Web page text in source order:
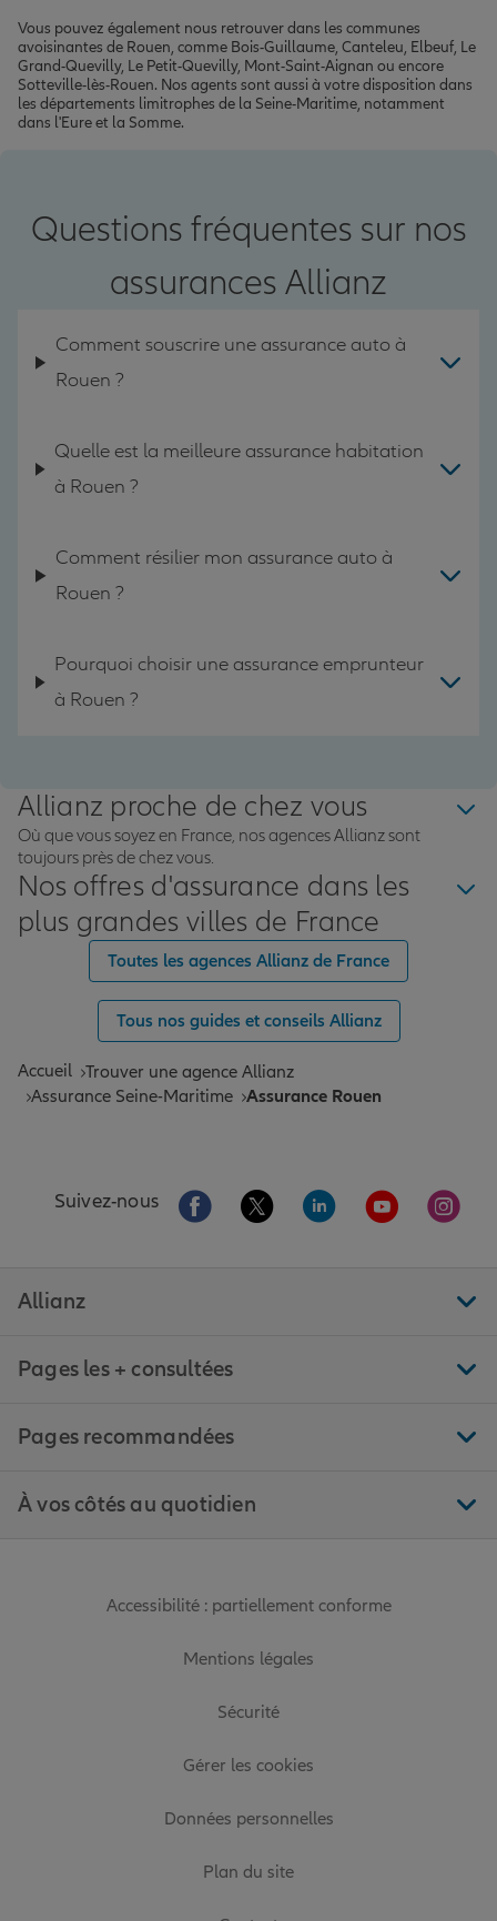
Vous pouvez également nous retrouver dans les communes
avoisinantes de Rouen, comme Bois-Guillaume, Canteleu, Elbeuf, Le
Grand-Quevilly, Le Petit-Quevilly, Mont-Saint-Aignan ou encore
Sotteville-lès-Rouen. Nos agents sont aussi à votre disposition dans
les départements limitrophes de la Seine-Maritime, notamment
dans l'Eure et la Somme.
Questions fréquentes sur nos
assurances Allianz
Comment souscrire une assurance auto à
Rouen ?
Quelle est la meilleure assurance habitation
à Rouen ?
Comment résilier mon assurance auto à
Rouen ?
Pourquoi choisir une assurance emprunteur
à Rouen ?
Allianz proche de chez vous
Où que vous soyez en France, nos agences Allianz sont
toujours près de chez vous.
Nos offres d'assurance dans les
plus grandes villes de France
Toutes les agences Allianz de France
Tous nos guides et conseils Allianz
Accueil Trouver une agence Allianz
Assurance Seine-Maritime Assurance Rouen
Suivez-nous Aller sur la page Facebook de Allianz
Aller sur la page Twitter de
Aller sur la page
Aller sur la
Aller
Allianz
Pages les + consultées
Pages recommandées
À vos côtés au quotidien
Accessibilité : partiellement conforme
Mentions légales
Sécurité
Gérer les cookies
Données personnelles
Plan du site